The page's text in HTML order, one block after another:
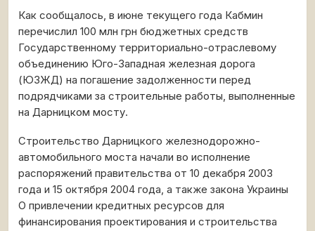
Как сообщалось, в июне текущего года Кабмин
перечислил 100 млн грн бюджетных средств
Государственному территориально-отраслевому
объединению Юго-Западная железная дорога
(ЮЗЖД) на погашение задолженности перед
подрядчиками за строительные работы, выполненные
на Дарницком мосту.
Строительство Дарницкого железнодорожно-
автомобильного моста начали во исполнение
распоряжений правительства от 10 декабря 2003
года и 15 октября 2004 года, а также закона Украины
О привлечении кредитных ресурсов для
финансирования проектирования и строительства